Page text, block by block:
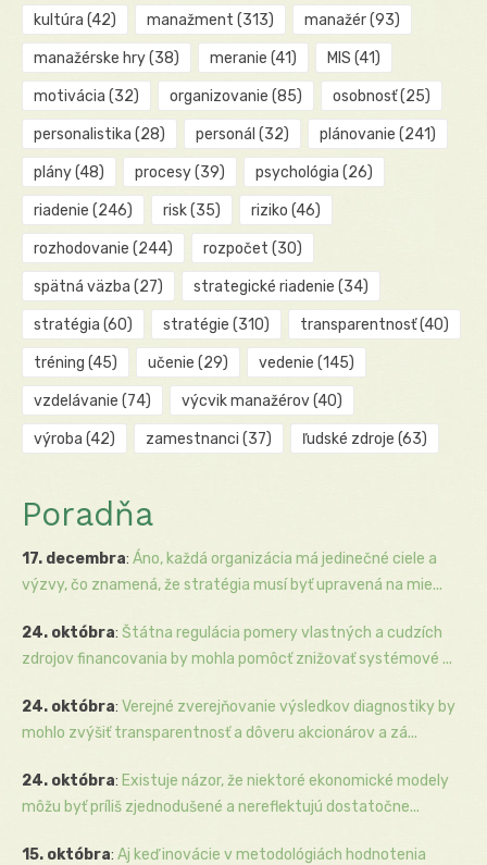
kultúra (42) manažment (313) manažér(93)
manažérske hry(38) meranie (41) MIS (41)
motivácia (32) organizovanie (85) osobnosť(25)
personalistika (28) personál (32) plánovanie (241)
plány(48) procesy(39) psychológia (26)
riadenie (246) risk(35) riziko (46)
rozhodovanie (244) rozpočet (30)
spätná väzba (27) strategické riadenie (34)
stratégia (60) stratégie (310) transparentnosť(40)
tréning (45) učenie (29) vedenie (145)
vzdelávanie (74) výcvik manažérov(40)
výroba (42) zamestnanci (37) ľudské zdroje (63)
Poradňa
17. decembra: Áno, každá organizácia má jedinečné ciele a
výzvy, čo znamená, že stratégia musí byť upravená na mie...
24. októbra: Štátna regulácia pomery vlastných a cudzích
zdrojov financovania by mohla pomôcť znižovať systémové ...
24. októbra: Verejné zverejňovanie výsledkov diagnostiky by
mohlo zvýšiť transparentnosť a dôveru akcionárov a zá...
24. októbra: Existuje názor, že niektoré ekonomické modely
môžu byť príliš zjednodušené a nereflektujú dostatočne...
15. októbra: Aj keď inovácie v metodológiách hodnotenia